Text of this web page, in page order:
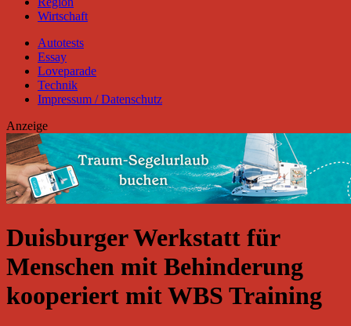
Wirtschaft
Autotests
Essay
Loveparade
Technik
Impressum / Datenschutz
Anzeige
Duisburger Werkstatt für
Menschen mit Behinderung
kooperiert mit WBS Training